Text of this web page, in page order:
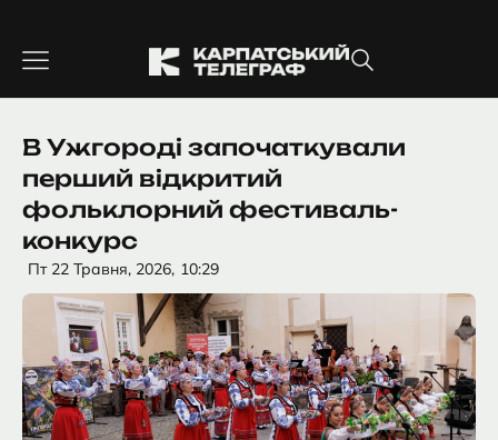
вмісту
В Ужгороді започаткували
перший відкритий
фольклорний фестиваль-
конкурс
Пт 22 Травня, 2026, 10:29